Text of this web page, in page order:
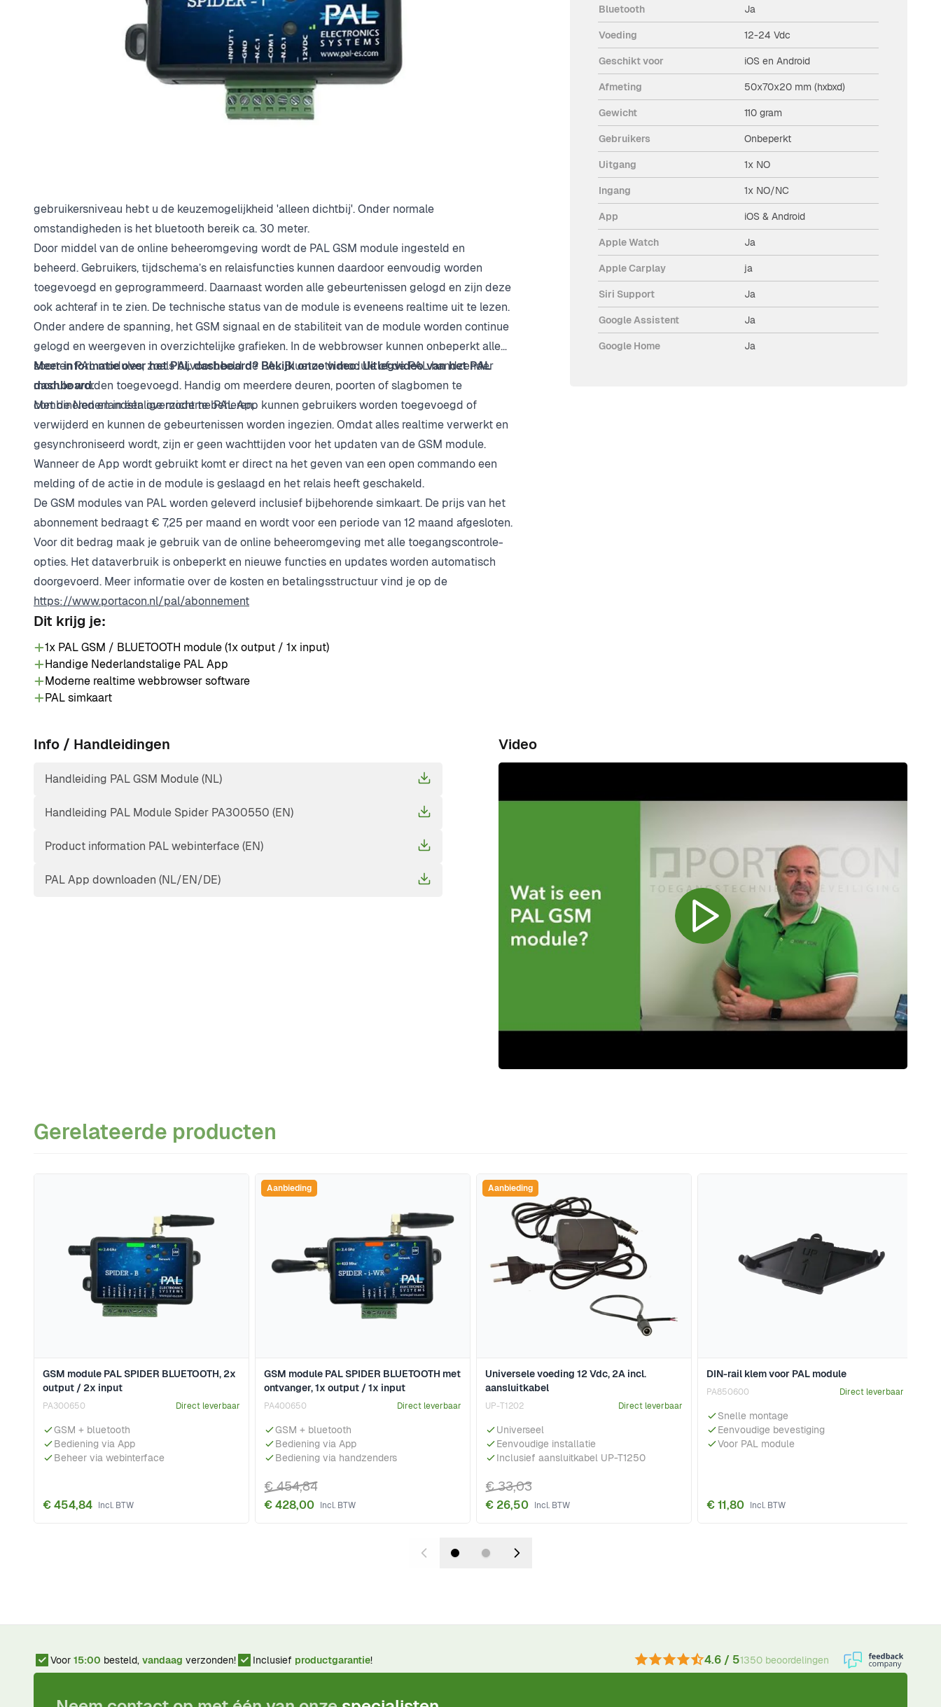
Exclusief voeding
Productomschrijving
PAL GSM module voorzien van 1x input NO en 1x output NO/NC. De GSM module is geschikt
voor een onbeperkt aantal gebruikers. Ideaal voor een je bedrijf of appartement. Met de PAL
GSM functie is het mogelijk een poort, slagboom of deur vanaf elke plek te openen via de
gebruikersniveau hebt u de keuzemogelijkheid 'alleen dichtbij'. Onder normale
omstandigheden is het bluetooth bereik ca. 30 meter.
Door middel van de online beheeromgeving wordt de PAL GSM module ingesteld en
beheerd. Gebruikers, tijdschema’s en relaisfuncties kunnen daardoor eenvoudig worden
toegevoegd en geprogrammeerd. Daarnaast worden alle gebeurtenissen gelogd en zijn deze
ook achteraf in te zien. De technische status van de module is eveneens realtime uit te lezen.
Onder andere de spanning, het GSM signaal en de stabiliteit van de module worden continue
gelogd en weergeven in overzichtelijke grafieken. In de webbrowser kunnen onbeperkt alle
soorten PAL modules, zoals bijvoorbeeld de PAL Bluetooth module of de PAL handzender
module worden toegevoegd. Handig om meerdere deuren, poorten of slagbomen te
combineren en in één overzicht te beheren.
Meer informatie over het PAL dashboard? Bekijk onze video:Uitlegvideo van het PAL
dashboard.
Met de Nederlandstalige moderne PAL App kunnen gebruikers worden toegevoegd of
verwijderd en kunnen de gebeurtenissen worden ingezien. Omdat alles realtime verwerkt en
gesynchroniseerd wordt, zijn er geen wachttijden voor het updaten van de GSM module.
Wanneer de App wordt gebruikt komt er direct na het geven van een open commando een
melding of de actie in de module is geslaagd en het relais heeft geschakeld.
De GSM modules van PAL worden geleverd inclusief bijbehorende simkaart. De prijs van het
abonnement bedraagt € 7,25 per maand en wordt voor een periode van 12 maand afgesloten.
Voor dit bedrag maak je gebruik van de online beheeromgeving met alle toegangscontrole-
opties. Het dataverbruik is onbeperkt en nieuwe functies en updates worden automatisch
doorgevoerd. Meer informatie over de kosten en betalingsstructuur vind je op de
https://www.portacon.nl/pal/abonnement
Dit krijg je:
1x PAL GSM / BLUETOOTH module (1x output / 1x input)
Handige Nederlandstalige PAL App
Moderne realtime webbrowser software
PAL simkaart
Bluetooth Ja
Voeding 12-24 Vdc
Geschikt voor iOS en Android
Afmeting 50x70x20 mm (hxbxd)
Gewicht 110 gram
Gebruikers Onbeperkt
Uitgang 1x NO
Ingang 1x NO/NC
App iOS & Android
Apple Watch Ja
Apple Carplay ja
Siri Support Ja
Google Assistent Ja
Google Home Ja
Info / Handleidingen
Handleiding PAL GSM Module (NL)
Handleiding PAL Module Spider PA300550 (EN)
Product information PAL webinterface (EN)
PAL App downloaden (NL/EN/DE)
Video
Gerelateerde producten
Navigeren door de elementen van de carrousel is mogelijk met de tabtoets. U kunt de carrousel overslaan of direct naar de carrouselnavigatie gaan met de overslaan links.
GSM module PAL SPIDER BLUETOOTH, 2x
output / 2x input
PA300650 Direct leverbaar
GSM + bluetooth
Bediening via App
Beheer via webinterface
€ 454,84
GSM module PAL SPIDER BLUETOOTH met
ontvanger, 1x output / 1x input
PA400650 Direct leverbaar
GSM + bluetooth
Bediening via App
Bediening via handzenders
€ 428,00
€ 454,84
Aanbieding
Universele voeding 12 Vdc, 2A incl.
aansluitkabel
UP-T1202 Direct leverbaar
Universeel
Eenvoudige installatie
Inclusief aansluitkabel UP-T1250
€ 26,50
€ 33,03
Aanbieding
DIN-rail klem voor PAL module
PA850600 Direct leverbaar
Snelle montage
Eenvoudige bevestiging
Voor PAL module
€ 11,80
Voor 15:00 besteld, vandaag verzonden! Inclusief productgarantie! 4.6 / 51350 beoordelingen